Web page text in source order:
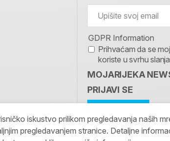
GDPR Information
Prihvaćam da se
koriste u svrhu
MOJARIJEKA
PRIJAVI SE
iskustvo prilikom pregledavanja naših
pregledavanjem stranice. Detaljne